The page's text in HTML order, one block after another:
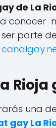
de La
conocer
parte
Rioja
una
gay La